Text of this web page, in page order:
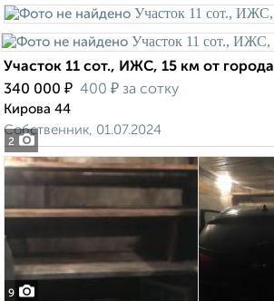
2
Участок 11 сот., ИЖС, 15 км от города
340 000 ₽ 400 ₽ за сотку
Кирова 44
Собственник, 01.07.2024
9